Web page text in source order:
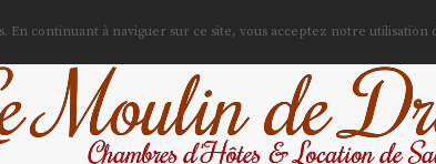
En continuant à naviguer sur ce site, vous acceptez notre utilisation
Moulin de
Chambres d'Hôtes & Location de